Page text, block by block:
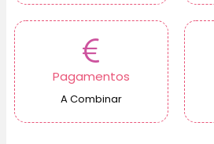
Pagamentos
A Combinar